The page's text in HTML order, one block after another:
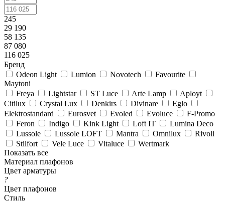
245
29 190
58 135
87 080
116 025
Бренд
Odeon Light
Lumion Novotech
Favourite
Maytoni
Freya
Lightstar ST Luce Arte Lamp
Aployt
Citilux
Crystal Lux Denkirs Divinare
Eglo
Elektrostandard
Eurosvet Evoled Evoluce
F-Promo
Feron
Indigo Kink Light Loft IT
Lumina Deco
Lussole
Lussole LOFT Mantra Omnilux
Rivoli
Stilfort
Vele Luce Vitaluce
Wertmark
Показать все
Материал плафонов
Цвет арматуры
?
Цвет плафонов
Стиль